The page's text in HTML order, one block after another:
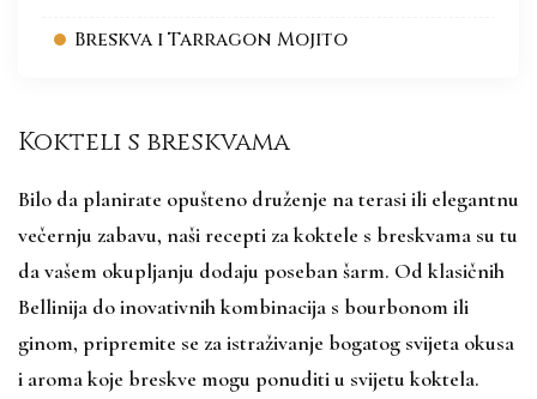
Breskva i Tarragon Mojito
Kokteli s breskvama
Bilo da planirate opušteno druženje na terasi ili elegantnu
večernju zabavu, naši recepti za koktele s breskvama su tu
da vašem okupljanju dodaju poseban šarm. Od klasičnih
Bellinija do inovativnih kombinacija s bourbonom ili
ginom, pripremite se za istraživanje bogatog svijeta okusa
i aroma koje breskve mogu ponuditi u svijetu koktela.